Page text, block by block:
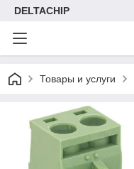
DELTACHIP
Товары и услуги